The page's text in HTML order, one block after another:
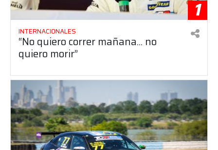
1
INTERNACIONALES
“No quiero correr mañana... no
quiero morir”